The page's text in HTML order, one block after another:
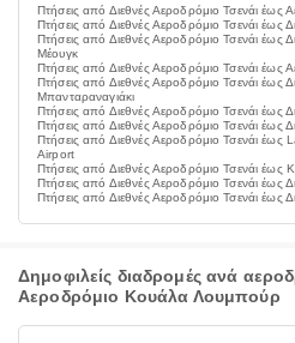
Πτήσεις από Διεθνές Αεροδρόμιο Τσενάι έως
Πτήσεις από Διεθνές Αεροδρόμιο Τσενάι έως
Πτήσεις από Διεθνές Αεροδρόμιο Τσενάι έως
Μέουγκ
Πτήσεις από Διεθνές Αεροδρόμιο Τσενάι έως
Πτήσεις από Διεθνές Αεροδρόμιο Τσενάι έως
Μπανταραναγιάκι
Πτήσεις από Διεθνές Αεροδρόμιο Τσενάι έως
Πτήσεις από Διεθνές Αεροδρόμιο Τσενάι έως
Πτήσεις από Διεθνές Αεροδρόμιο Τσενάι
Airport
Πτήσεις από Διεθνές Αεροδρόμιο Τσενάι
Πτήσεις από Διεθνές Αεροδρόμιο Τσενάι έως
Πτήσεις από Διεθνές Αεροδρόμιο Τσενάι έως
Δημοφιλείς διαδρομές ανά
Αεροδρόμιο Κουάλα Λουμπούρ